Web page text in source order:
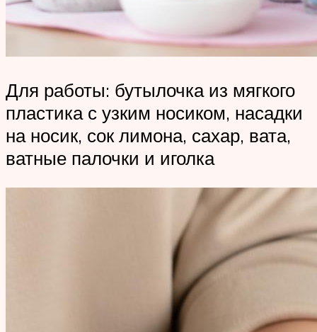
Для работы: бутылочка из мягкого
пластика с узким носиком, насадки
на носик, сок лимона, сахар, вата,
ватные палочки и иголка